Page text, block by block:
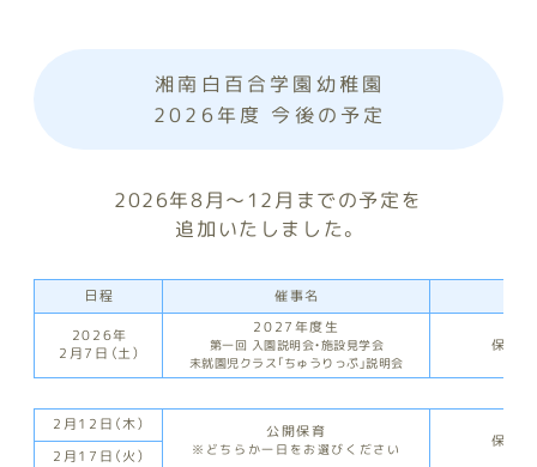
湘南白百合学園幼稚園
2026年度 今後の予定
2026年8月～12月までの予定を
追加いたしました。
日程 催事名
2026年
2月7日（土）
2027年度生
第一回 入園説明会・施設見学会
未就園児クラス「ちゅうりっぷ」説明会
保護
2月12日（木） 公開保育
※どちらか一日をお選びください 保護
2月17日（火）